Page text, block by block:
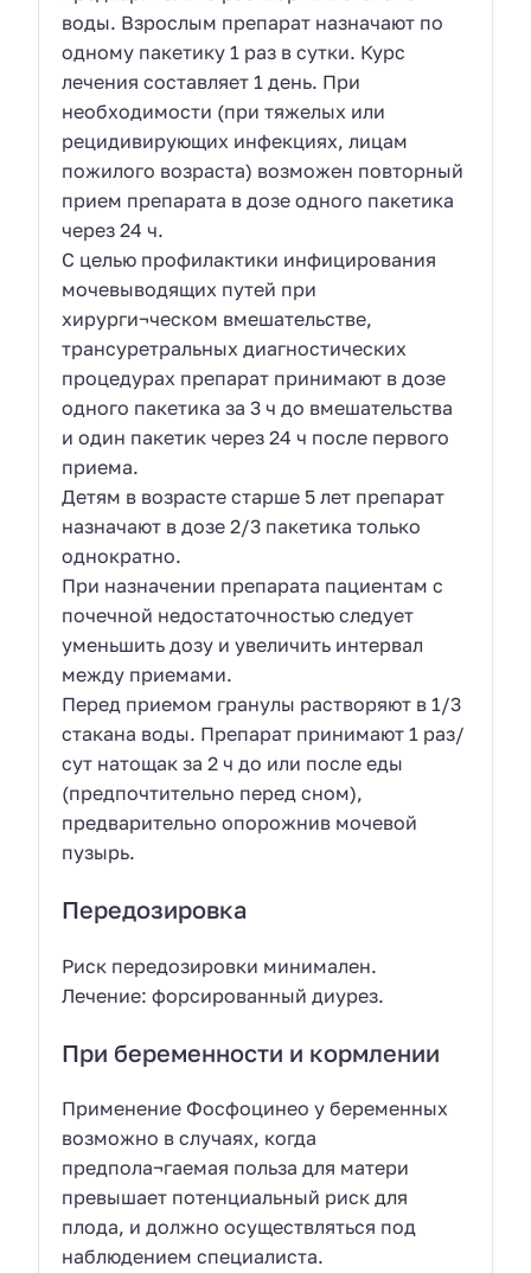
воды. Взрослым препарат назначают по
одному пакетику 1 раз в сутки. Курс
лечения составляет 1 день. При
необходимости (при тяжелых или
рецидивирующих инфекциях, лицам
пожилого возраста) возможен повторный
прием препарата в дозе одного пакетика
через 24 ч.
С целью профилактики инфицирования
мочевыводящих путей при
хирурги¬ческом вмешательстве,
трансуретральных диагностических
процедурах препарат принимают в дозе
одного пакетика за 3 ч до вмешательства
и один пакетик через 24 ч после первого
приема.
Детям в возрасте старше 5 лет препарат
назначают в дозе 2/3 пакетика только
однократно.
При назначении препарата пациентам с
почечной недостаточностью следует
уменьшить дозу и увеличить интервал
между приемами.
Перед приемом гранулы растворяют в 1/3
стакана воды. Препарат принимают 1 раз/
сут натощак за 2 ч до или после еды
(предпочтительно перед сном),
предварительно опорожнив мочевой
пузырь.
Передозировка
Риск передозировки минимален.
Лечение: форсированный диурез.
При беременности и кормлении
Применение Фосфоцинео у беременных
возможно в случаях, когда
предпола¬гаемая польза для матери
превышает потенциальный риск для
плода, и должно осуществляться под
наблюдением специалиста.